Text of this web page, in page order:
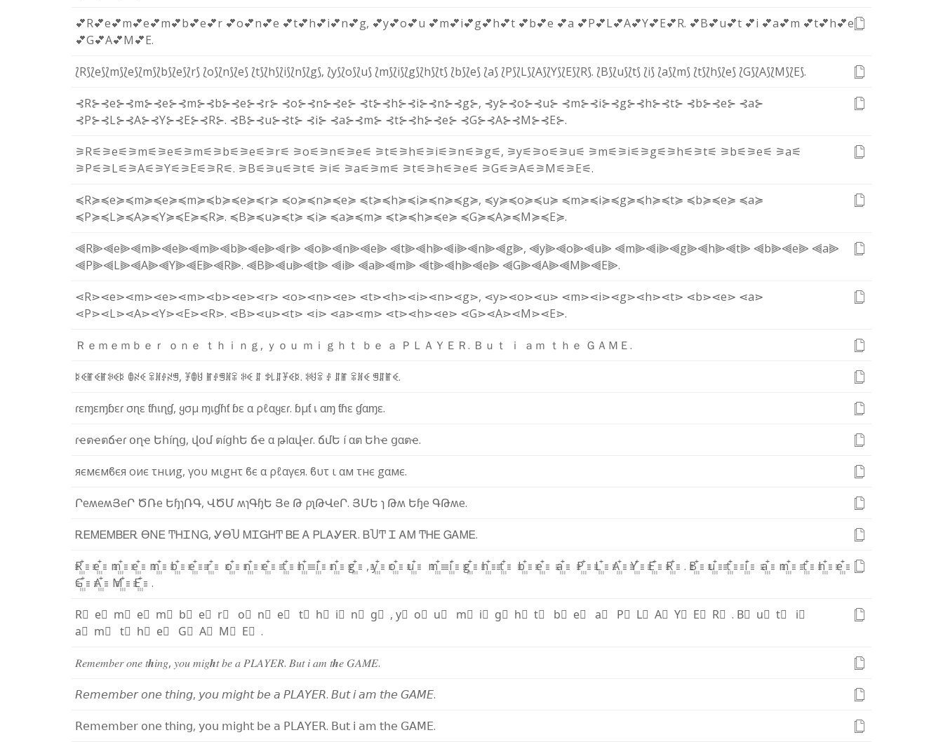
💕R💕e💕m💕e💕m💕b💕e💕r 💕o💕n💕e 💕t💕h💕i💕n💕g, 💕y💕o💕u 💕m💕i💕g💕h💕t 💕b💕e 💕a 💕P💕L💕A💕Y💕E💕R. 💕B💕u💕t 💕i 💕a💕m 💕t💕h💕e
💕G💕A💕M💕E.
⟅R⟆⟅e⟆⟅m⟆⟅e⟆⟅m⟆⟅b⟆⟅e⟆⟅r⟆ ⟅o⟆⟅n⟆⟅e⟆ ⟅t⟆⟅h⟆⟅i⟆⟅n⟆⟅g⟆, ⟅y⟆⟅o⟆⟅u⟆ ⟅m⟆⟅i⟆⟅g⟆⟅h⟆⟅t⟆ ⟅b⟆⟅e⟆ ⟅a⟆ ⟅P⟆⟅L⟆⟅A⟆⟅Y⟆⟅E⟆⟅R⟆. ⟅B⟆⟅u⟆⟅t⟆ ⟅i⟆ ⟅a⟆⟅m⟆ ⟅t⟆⟅h⟆⟅e⟆ ⟅G⟆⟅A⟆⟅M⟆⟅E⟆.
⊰R⊱⊰e⊱⊰m⊱⊰e⊱⊰m⊱⊰b⊱⊰e⊱⊰r⊱ ⊰o⊱⊰n⊱⊰e⊱ ⊰t⊱⊰h⊱⊰i⊱⊰n⊱⊰g⊱, ⊰y⊱⊰o⊱⊰u⊱ ⊰m⊱⊰i⊱⊰g⊱⊰h⊱⊰t⊱ ⊰b⊱⊰e⊱ ⊰a⊱
⊰P⊱⊰L⊱⊰A⊱⊰Y⊱⊰E⊱⊰R⊱. ⊰B⊱⊰u⊱⊰t⊱ ⊰i⊱ ⊰a⊱⊰m⊱ ⊰t⊱⊰h⊱⊰e⊱ ⊰G⊱⊰A⊱⊰M⊱⊰E⊱.
⚞R⚟⚞e⚟⚞m⚟⚞e⚟⚞m⚟⚞b⚟⚞e⚟⚞r⚟ ⚞o⚟⚞n⚟⚞e⚟ ⚞t⚟⚞h⚟⚞i⚟⚞n⚟⚞g⚟, ⚞y⚟⚞o⚟⚞u⚟ ⚞m⚟⚞i⚟⚞g⚟⚞h⚟⚞t⚟ ⚞b⚟⚞e⚟ ⚞a⚟
⚞P⚟⚞L⚟⚞A⚟⚞Y⚟⚞E⚟⚞R⚟. ⚞B⚟⚞u⚟⚞t⚟ ⚞i⚟ ⚞a⚟⚞m⚟ ⚞t⚟⚞h⚟⚞e⚟ ⚞G⚟⚞A⚟⚞M⚟⚞E⚟.
≼R≽≼e≽≼m≽≼e≽≼m≽≼b≽≼e≽≼r≽ ≼o≽≼n≽≼e≽ ≼t≽≼h≽≼i≽≼n≽≼g≽, ≼y≽≼o≽≼u≽ ≼m≽≼i≽≼g≽≼h≽≼t≽ ≼b≽≼e≽ ≼a≽
≼P≽≼L≽≼A≽≼Y≽≼E≽≼R≽. ≼B≽≼u≽≼t≽ ≼i≽ ≼a≽≼m≽ ≼t≽≼h≽≼e≽ ≼G≽≼A≽≼M≽≼E≽.
⫷R⫸⫷e⫸⫷m⫸⫷e⫸⫷m⫸⫷b⫸⫷e⫸⫷r⫸ ⫷o⫸⫷n⫸⫷e⫸ ⫷t⫸⫷h⫸⫷i⫸⫷n⫸⫷g⫸, ⫷y⫸⫷o⫸⫷u⫸ ⫷m⫸⫷i⫸⫷g⫸⫷h⫸⫷t⫸ ⫷b⫸⫷e⫸ ⫷a⫸
⫷P⫸⫷L⫸⫷A⫸⫷Y⫸⫷E⫸⫷R⫸. ⫷B⫸⫷u⫸⫷t⫸ ⫷i⫸ ⫷a⫸⫷m⫸ ⫷t⫸⫷h⫸⫷e⫸ ⫷G⫸⫷A⫸⫷M⫸⫷E⫸.
⋖R⋗⋖e⋗⋖m⋗⋖e⋗⋖m⋗⋖b⋗⋖e⋗⋖r⋗ ⋖o⋗⋖n⋗⋖e⋗ ⋖t⋗⋖h⋗⋖i⋗⋖n⋗⋖g⋗, ⋖y⋗⋖o⋗⋖u⋗ ⋖m⋗⋖i⋗⋖g⋗⋖h⋗⋖t⋗ ⋖b⋗⋖e⋗ ⋖a⋗
⋖P⋗⋖L⋗⋖A⋗⋖Y⋗⋖E⋗⋖R⋗. ⋖B⋗⋖u⋗⋖t⋗ ⋖i⋗ ⋖a⋗⋖m⋗ ⋖t⋗⋖h⋗⋖e⋗ ⋖G⋗⋖A⋗⋖M⋗⋖E⋗.
Ｒ ｅ ｍ ｅ ｍ ｂ ｅ ｒ ｏ ｎ ｅ ｔ ｈ ｉ ｎ ｇ , ｙ ｏ ｕ ｍ ｉ ｇ ｈ ｔ ｂ ｅ ａ Ｐ Ｌ Ａ Ｙ Ｅ Ｒ. Ｂ ｕ ｔ ｉ ａ ｍ ｔ ｈ ｅ Ｇ Ａ Ｍ Ｅ.
ꌅꈼꂵꈼꂵꋰꈼꌅ ꂦꋊꈼꋖꍩꂑꋊꁅ, ꐞꂦꐇ ꂵꂑꁅꍩꋖ ꋰꈼꁲ ꉣ꒒ꁲꐞꈼꌅ. ꋰꐇꋖ ꂑ ꁲꂵ ꋖꍩꈼ ꁅꁲꂵꈼ.
ɾεɱεɱɓεɾσɳε ƭɦเɳɠ, ყσµ ɱเɠɦƭ ɓε α ρℓαყεɾ. ɓµƭ เαɱƭɦε ɠαɱε.
ɾҽตҽตճҽɾ օղҽ Եհíղց, վօմ ตíցհԵ ճҽ α թlαվҽɾ. ճմԵ íαต Եհҽ ցαตҽ.
яємємϐєя οиє τнιиg, γου мιgнτ ϐє α ρℓαγєя. ϐυτ ιαм τнє gαмє.
ՐeʍeʍՅeՐ ԾՌe ԵɧɿՌԳ, ՎԾՄʍɿԳɧԵ Յe Թ ρʅԹՎeՐ. ՅՄԵ ɿ Թʍ Եɧe ԳԹʍe.
ᎡᎬᎷᎬᎷᏴᎬᎡ ϴΝᎬͲᎻᏆΝᏀ, ᎽϴႮ ᎷᏆᏀᎻͲᏴᎬᎪ ᏢᏞᎪᎽᎬᎡ. ᏴႮͲᏆ ᎪᎷ ͲᎻᎬᏀᎪᎷᎬ.
R꙲e꙲ m꙲e꙲ m꙲ b꙲e꙲r꙲ o꙲ n꙲e꙲ t꙲ h꙲i꙲ n꙲ g꙲ , y꙲ o꙲ u꙲ m꙲i꙲ g꙲ h꙲t꙲ b꙲e꙲ a꙲ P꙲L꙲ A꙲Y꙲E꙲ R꙲ . B꙲ u꙲t꙲ i꙲ a꙲ m꙲ t꙲ h꙲e꙲
G꙲ A꙲ M꙲E꙲ .
R⃫ e⃫ m⃫ e⃫ m⃫ b⃫ e⃫ r⃫ o⃫ n⃫ e⃫ t⃫ h⃫ i⃫ n⃫ g⃫ , y⃫ o⃫ u⃫ m⃫ i⃫ g⃫ h⃫ t⃫ b⃫ e⃫ a⃫ P⃫ L⃫ A⃫ Y⃫ E⃫ R⃫ . B⃫ u⃫ t⃫
i⃫
a⃫ m⃫ t⃫ h⃫ e⃫ G⃫ A⃫ M⃫ E⃫ .
𝑅𝑒𝑚𝑒𝑚𝑏𝑒𝑟𝑜𝑛𝑒𝑡𝒉𝑖𝑛𝑔, 𝑦𝑜𝑢𝑚𝑖𝑔𝒉𝑡𝑏𝑒𝑎𝑃𝐿𝐴𝑌𝐸𝑅. 𝐵𝑢𝑡 𝑖𝑎𝑚 𝑡𝒉𝑒 𝐺𝐴𝑀𝐸.
𝘙𝘦𝘮𝘦𝘮𝘣𝘦𝘳𝘰𝘯𝘦 𝘵𝘩𝘪𝘯𝘨, 𝘺𝘰𝘶𝘮𝘪𝘨𝘩𝘵𝘣𝘦 𝘢 𝘗𝘓𝘈𝘠𝘌𝘙. 𝘉𝘶𝘵𝘪𝘢𝘮 𝘵𝘩𝘦 𝘎𝘈𝘔𝘌.
𝖱𝖾𝗆𝖾𝗆𝖻𝖾𝗋 𝗈𝗇𝖾 𝗍𝗁𝗂𝗇𝗀, 𝗒𝗈𝗎 𝗆𝗂𝗀𝗁𝗍 𝖻𝖾 𝖺 𝖯𝖫𝖠𝖸𝖤𝖱. 𝖡𝗎𝗍 𝗂 𝖺𝗆 𝗍𝗁𝖾 𝖦𝖠𝖬𝖤.